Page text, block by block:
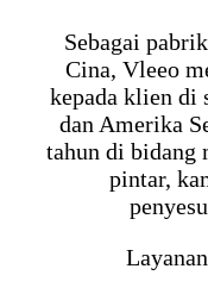
Sebagai
Cina, Vleeo
kepada klien di
dan Amerika
tahun di bidang
pintar,